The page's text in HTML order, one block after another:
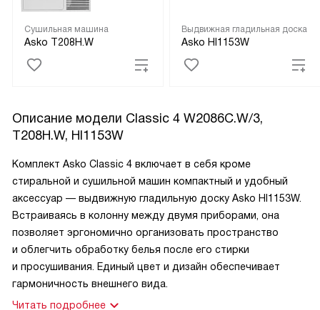
Сушильная машина
Asko T208H.W
Выдвижная гладильная доска
Asko HI1153W
Описание модели Classic 4 W2086C.W/3,
T208H.W, HI1153W
Комплект Asko Classic 4 включает в себя кроме
стиральной и сушильной машин компактный и удобный
аксессуар — выдвижную гладильную доску Asko HI1153W.
Встраиваясь в колонну между двумя приборами, она
позволяет эргономично организовать пространство
и облегчить обработку белья после его стирки
и просушивания. Единый цвет и дизайн обеспечивает
гармоничность внешнего вида.
Читать подробнее